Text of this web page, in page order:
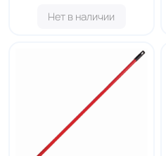
Нет в наличии